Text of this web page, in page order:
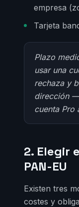
empresa
Tarjeta
Plazo
usar una
rechaza y
dirección
cuenta Pro
2. Elegir
PAN-EU
Existen tres
costes y